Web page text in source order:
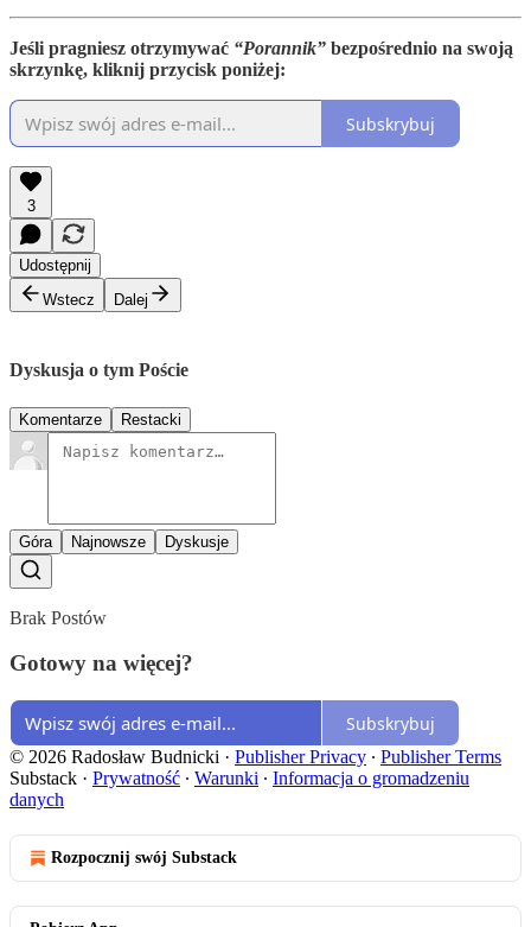
Jeśli pragniesz otrzymywać “Porannik” bezpośrednio na swoją
skrzynkę, kliknij przycisk poniżej:
Subskrybuj
3
Udostępnij
Wstecz
Dalej
Dyskusja o tym Poście
Komentarze Restacki
Góra Najnowsze Dyskusje
Brak Postów
Gotowy na więcej?
Subskrybuj
© 2026 Radosław Budnicki · Publisher Privacy ∙ Publisher Terms
Substack · Prywatność ∙ Warunki ∙ Informacja o gromadzeniu
danych
Rozpocznij swój Substack